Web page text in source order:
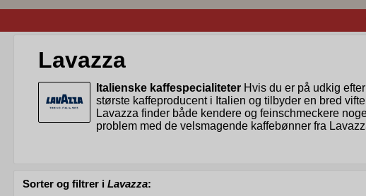
Lavazza
Italienske kaffespecialiteter Hvis du er på udkig
største kaffeproducent i Italien og tilbyder en bred
Lavazza finder både kendere og feinschmeckere
problem med de velsmagende kaffebønner fra
fabrikker til produktion af sine kaffevarianter, tre i Italien og to i
Sorter og filtrer iLavazza: